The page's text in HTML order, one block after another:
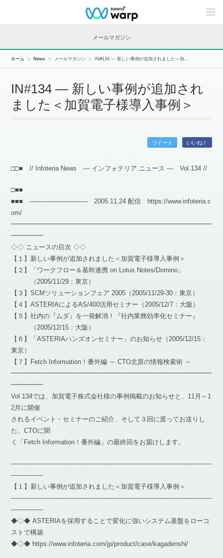
C
n
n
メールマガジン
ホーム News メールマガジン IN#134 — 新しい事例が追加されました＜加...
IN#134 — 新しい事例が追加され
ました＜加賀電子様導入事例＞
ツイート いいね！
□□■ // Infoteria News — インフォテリア ニュース — Vol.134 //
□■■
■■■ ――――――――― 2005.11.24 配信 https://www.infoteria.c
om/
━━━━━━━━━━━━━━━━━━━━━━━━━━━━━━━
━━━━━
◇◇ ニュースの目次 ◇◇
【１】新しい事例が追加されました＜加賀電子様導入事例＞
【２】「ワークフロー＆基幹連携 on Lotus Notes/Domino」
（2005/11/29：東京）
【３】SCMソリューションフェア 2005（2005/11/29-30：東京）
【４】ASTERIAによるAS/400活用セミナー（2005/12/7：大阪）
【５】社内の『ムダ』を一発解消！『社内業務効率化セミナー』
（2005/12/15：大阪）
【６】「ASTERIAハンズオンセミナー」のお知らせ（2005/12/15：
東京）
【７】Fetch Information！番外編 ～ CTO北原の情報検索術 ～
━━━━━━━━━━━━━━━━━━━━━━━━━━━━━━━
━━━━━
Vol.134では、加賀電子株式会社様の事例掲載のお知らせと、11月～1
2月に開催
されるイベント・セミナーのご紹介、そして３回に渡ってお送りし
た、CTOに聞
く「Fetch Information！番外編」の最終回をお届けします。
―――――――――――――――――――――――――――――――
―――――
【１】新しい事例が追加されました＜加賀電子様導入事例＞
―――――――――――――――――――――――――――――――
―――――
◆◇◆ ASTERIAを採用することで変化に強いシステム基盤をローコ
ストで構築
◆◇◆ https://www.infoteria.com/jp/product/case/kagadenshi/